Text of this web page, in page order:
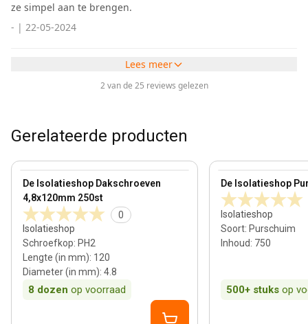
ze simpel aan te brengen.
- | 22-05-2024
Lees meer
2 van de 25 reviews gelezen
Gerelateerde producten
De Isolatieshop Dakschroeven
4,8x120mm 250st
0
Isolatieshop
Schroefkop: PH2
Lengte (in mm): 120
Diameter (in mm): 4.8
8 dozen op voorraad
View product De Isolatieshop
Isolatieshop
Soort: Purschuim
Inhoud: 750
500+ stuks op
View product